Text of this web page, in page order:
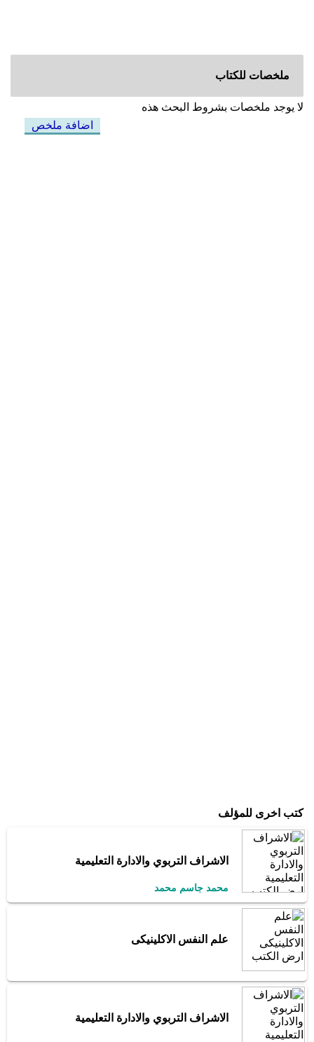
ملخصات للكتاب
لا يوجد ملخصات بشروط البحث هذه
اضافة ملخص
كتب اخرى للمؤلف
الاشراف التربوي والادارة التعليمية
محمد جاسم محمد
علم النفس الاكلينيكى
الاشراف التربوي والادارة التعليمية